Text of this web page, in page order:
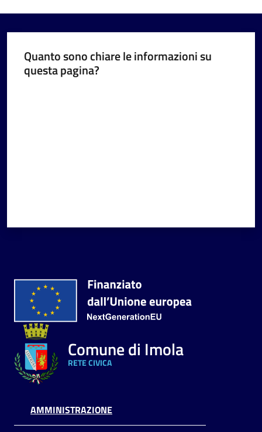
Quanto sono chiare le informazioni su
questa pagina?
Comune di Imola
RETE CIVICA
AMMINISTRAZIONE